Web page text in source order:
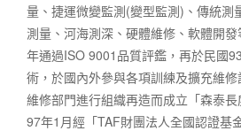
量、捷運微變監測(變型監測)、傳統測
測量、河海測深、硬體維修、軟體開
年通過ISO 9001品質評鑑，再於民國
術，於國內外參與各項訓練及擴充維
維修部門進行組織再造而成立「森泰
97年1月經「TAF財團法人全國認證基